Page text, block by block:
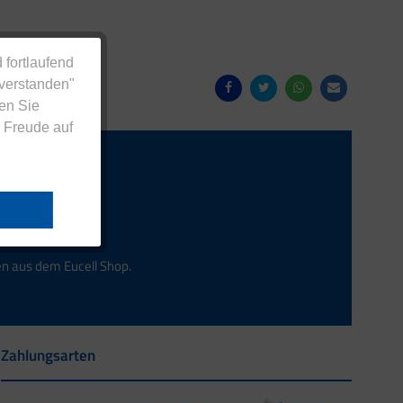
fortlaufend
Sie
auf
aus dem Eucell Shop.
Zahlungsarten